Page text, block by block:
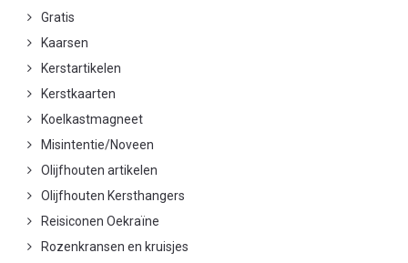
Gratis
Kaarsen
Kerstartikelen
Kerstkaarten
Koelkastmagneet
Misintentie/Noveen
Olijfhouten artikelen
Olijfhouten Kersthangers
Reisiconen Oekraïne
Rozenkransen en kruisjes